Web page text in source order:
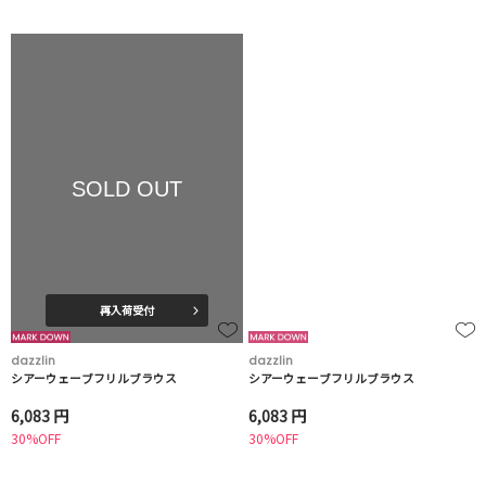
SOLD OUT
再入荷受付
dazzlin
シアーウェーブフリルブラウス
6,083 円
30%OFF
dazzlin
シアーウェーブフリルブラウス
6,083 円
30%OFF